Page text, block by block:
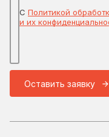
С Политикой
и их
Оставить заявку